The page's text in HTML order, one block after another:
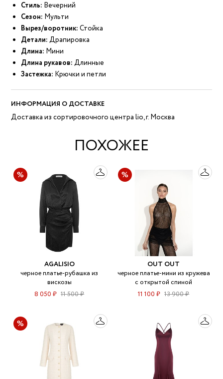
Стиль: Вечерний
Сезон: Мульти
Вырез/воротник: Стойка
Детали: Драпировка
Длина: Мини
Длина рукавов: Длинные
Застежка: Крючки и петли
ИНФОРМАЦИЯ О ДОСТАВКЕ
Доставка из сортировочного центра lio, г. Москва
ПОХОЖЕЕ
AGALISIO
черное платье-рубашка из
вискозы
8 050 ₽ 11 500 ₽
OUT OUT
черное платье-мини из кружева
с открытой спиной
11 100 ₽ 13 900 ₽